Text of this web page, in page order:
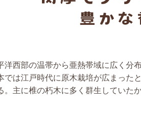
洋西部の温帯から亜熱帯域に広く分
では江戸時代に原木栽培が広まった
。主に椎の朽木に多く群生していた